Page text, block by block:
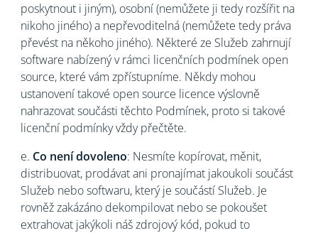
poskytnout i jiným), osobní (nemůžete ji tedy rozšířit na
nikoho jiného) a nepřevoditelná (nemůžete tedy práva
převést na někoho jiného). Některé ze Služeb zahrnují
software nabízený v rámci licenčních podmínek open
source, které vám zpřístupníme. Někdy mohou
ustanovení takové open source licence výslovně
nahrazovat součásti těchto Podmínek, proto si takové
licenční podmínky vždy přečtěte.
e. Co není dovoleno: Nesmíte kopírovat, měnit,
distribuovat, prodávat ani pronajímat jakoukoli součást
Služeb nebo softwaru, který je součástí Služeb. Je
rovněž zakázáno dekompilovat nebo se pokoušet
extrahovat jakýkoli náš zdrojový kód, pokud to